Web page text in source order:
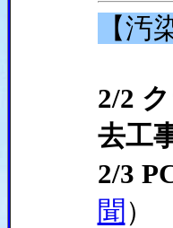
【汚
2/2
去工
2/3
聞 ）